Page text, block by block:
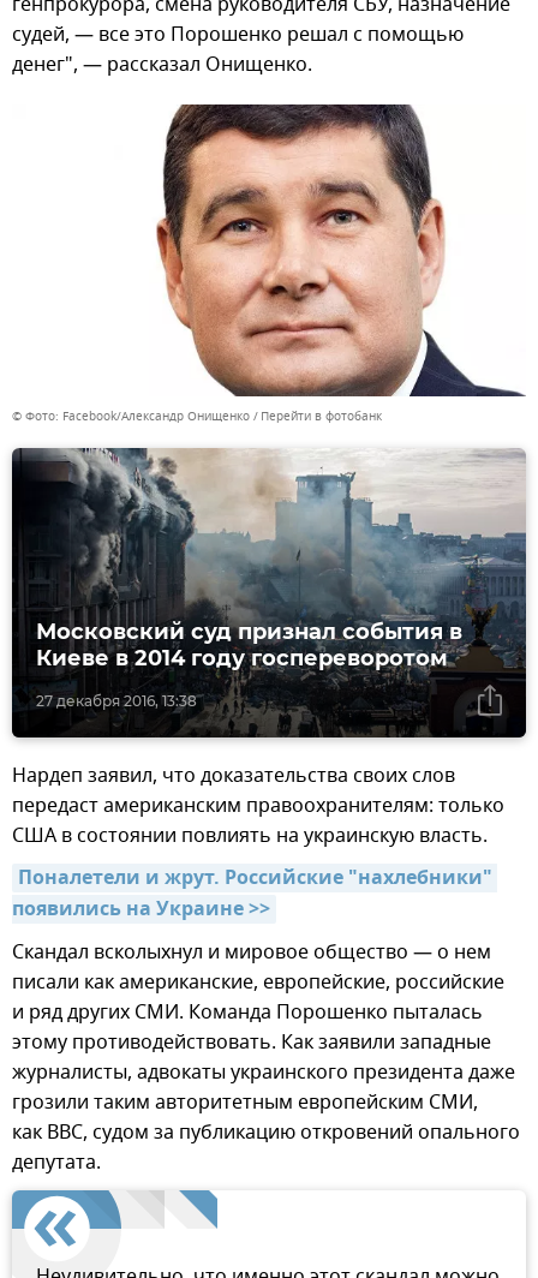
судей, — все это Порошенко решал с помощью
денег", — рассказал Онищенко.
© Фото: Facebook/Александр Онищенко Перейти в фотобанк
27 декабря 2016, 13:38
Московский суд признал события в
Киеве в 2014 году госпереворотом
Нардеп заявил, что доказательства своих слов
передаст американским правоохранителям: только
США в состоянии повлиять на украинскую власть.
Поналетели и жрут. Российские "нахлебники"
появились на Украине >>
Скандал всколыхнул и мировое общество — о нем
писали как американские, европейские, российские
и ряд других СМИ. Команда Порошенко пыталась
этому противодействовать. Как заявили западные
журналисты, адвокаты украинского президента даже
грозили таким авторитетным европейским СМИ,
как BBC, судом за публикацию откровений опального
депутата.